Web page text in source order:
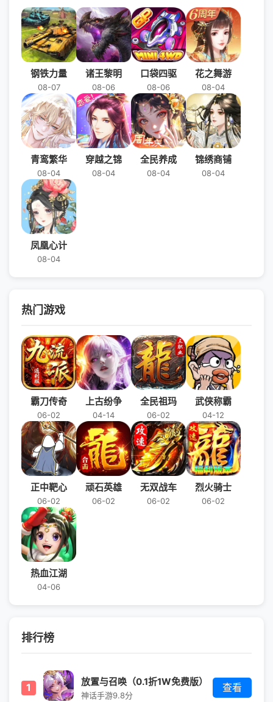
钢铁力量
08-07
诸王黎明
08-06
口袋四驱
08-06
花之舞游
08-04
青鸾繁华
08-04
穿越之锦
08-04
全民养成
08-04
锦绣商铺
08-04
凤凰心计
08-04
热门游戏
霸刀传奇
06-02
上古纷争
04-14
全民祖玛
06-02
武侠称霸
04-12
正中靶心
06-02
顽石英雄
06-02
无双战车
06-02
烈火骑士
06-02
热血江湖
04-06
排行榜
1 放置与召唤（0.1折1W免费版）
神话手游9.8分
查看